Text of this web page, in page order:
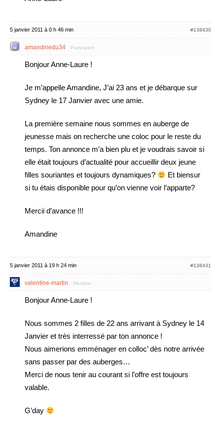
5 janvier 2011 à 0 h 46 min #138430
amandinedu34 Participant
Bonjour Anne-Laure !
Je m’appelle Amandine, J’ai 23 ans et je débarque sur
Sydney le 17 Janvier avec une amie.
La première semaine nous sommes en auberge de
jeunesse mais on recherche une coloc pour le reste du
temps. Ton annonce m’a bien plu et je voudrais savoir si
elle était toujours d’actualité pour accueillir deux jeune
filles souriantes et toujours dynamiques?
Et biensur
si tu étais disponible pour qu’on vienne voir l’apparte?
Mercii d’avance !!!
Amandine
5 janvier 2011 à 19 h 24 min #138431
valentine-martin Membre
Bonjour Anne-Laure !
Nous sommes 2 filles de 22 ans arrivant à Sydney le 14
Janvier et très interressé par ton annonce !
Nous aimerions emménager en colloc’ dès notre arrivée
sans passer par des auberges…
Merci de nous tenir au courant si l’offre est toujours
valable.
G’day